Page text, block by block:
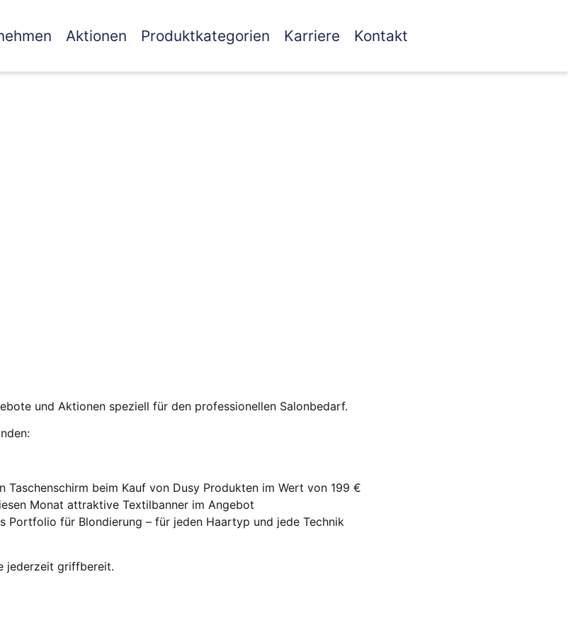
Aktionen Produktkategorien Karriere Kontakt
und Aktionen speziell für den professionellen Salonbedarf.
Taschenschirm beim Kauf von Dusy Produkten im Wert von 199 €
Monat attraktive Textilbanner im Angebot
Portfolio für Blondierung – für jeden Haartyp und jede Technik
jederzeit griffbereit.